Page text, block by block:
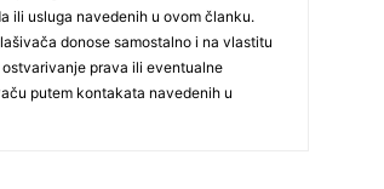
ili usluga navedenih u ovom članku.
donose samostalno i na vlastitu
prava ili eventualne
putem kontakata navedenih u